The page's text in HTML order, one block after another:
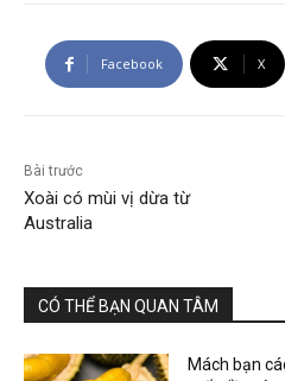
Facebook X
Bài trước
Xoài có mùi vị dừa từ
Australia
CÓ THỂ BẠN QUAN TÂM
Mách bạn